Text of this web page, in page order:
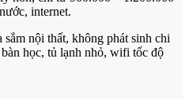
internet.
nội thất, không phát sinh chi
học, tủ lạnh nhỏ, wifi tốc độ